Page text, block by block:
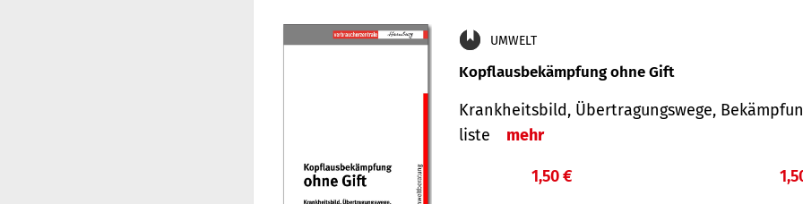
UMWELT
Kopflausbekämpfung ohne Gift
Krankheits­bild, Übertra­gungs­wege,
liste
mehr
1,50 €